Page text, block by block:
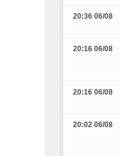
20:36 06/08
20:16 06/08
20:16 06/08
20:02 06/08